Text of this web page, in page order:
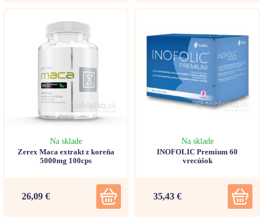
Na sklade
Zerex Maca extrakt z koreňa
5000mg 100cps
26,09 €
Na sklade
INOFOLIC Premium 60
vrecúšok
35,43 €